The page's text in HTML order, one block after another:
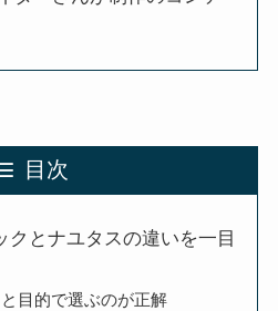
目次
クとナユタスの違いを一目
目的で選ぶのが正解